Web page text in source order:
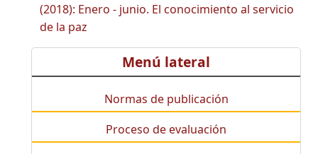
(2018): Enero - junio. El conocimiento al servicio
de la paz
Menú lateral
Normas de publicación
Proceso de evaluación